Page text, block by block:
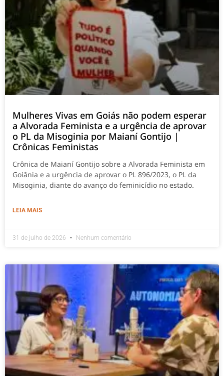
Mulheres Vivas em Goiás não podem esperar
a Alvorada Feminista e a urgência de aprovar
o PL da Misoginia por Maianí Gontijo |
Crônicas Feministas
Crônica de Maianí Gontijo sobre a Alvorada Feminista em
Goiânia e a urgência de aprovar o PL 896/2023, o PL da
Misoginia, diante do avanço do feminicídio no estado.
LEIA MAIS
31 de julho de 2026 Nenhum comentário